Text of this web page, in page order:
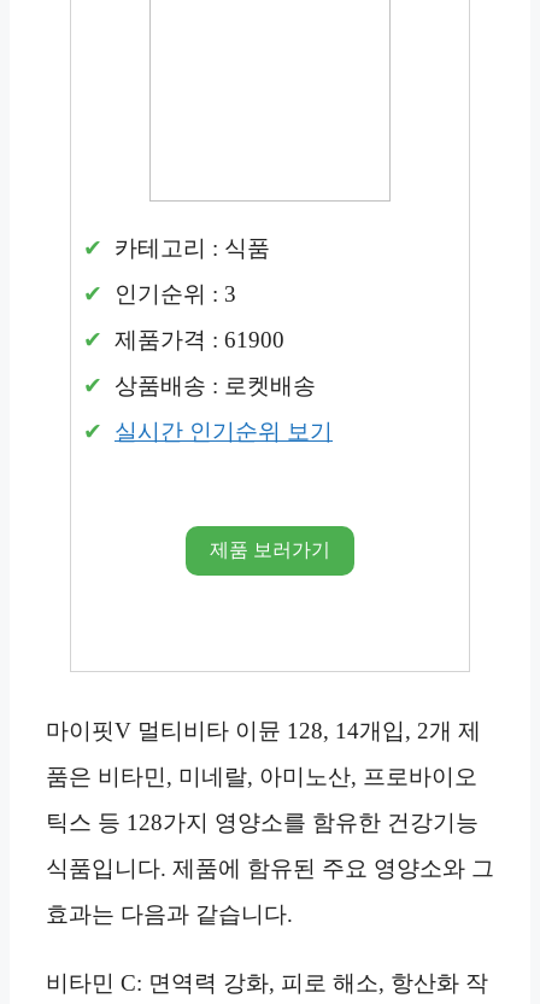
카테고리 : 식품
인기순위 : 3
제품가격 : 61900
상품배송 : 로켓배송
실시간 인기순위 보기
제품 보러가기
마이핏V 멀티비타 이뮨 128, 14개입, 2개 제
품은 비타민, 미네랄, 아미노산, 프로바이오
틱스 등 128가지 영양소를 함유한 건강기능
식품입니다. 제품에 함유된 주요 영양소와 그
효과는 다음과 같습니다.
비타민 C: 면역력 강화, 피로 해소, 항산화 작